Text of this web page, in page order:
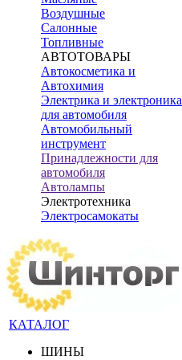
Воздушные
Салонные
Топливные
АВТОТОВАРЫ
Автокосметика и
Автохимия
Электрика и электроника
для автомобиля
Автомобильный
инструмент
Принадлежности для
автомобиля
Автолампы
Электротехника
Электросамокаты
КАТАЛОГ
ШИНЫ